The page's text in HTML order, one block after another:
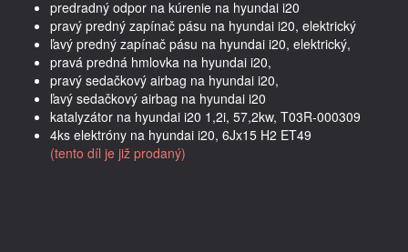
predradný odpor na kúrenie na hyundai i20
pravý predný zapínač pásu na hyundai i20, elektrický
ľavý predný zapínač pásu na hyundai i20, elektrický,
pravá predná hmlovka na hyundai i20,
pravý sedačkový airbag na hyundai i20,
ľavý sedačkový airbag na hyundai i20
katalyzátor na hyundai i20 1,2i, 57,2kw, T03R-000309
4ks elektróny na hyundai i20, 6Jx15 H2 ET49
(tento díl je již prodaný)